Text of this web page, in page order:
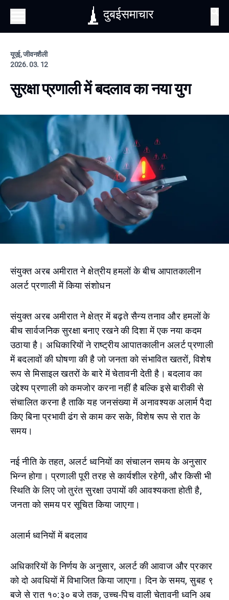
दुबईसमाचार
यूएई, जीवनशैली
2026. 03. 12
सुरक्षा प्रणाली में बदलाव का नया युग
संयुक्त अरब अमीरात ने क्षेत्रीय हमलों के बीच आपातकालीन
अलर्ट प्रणाली में किया संशोधन
संयुक्त अरब अमीरात ने क्षेत्र में बढ़ते सैन्य तनाव और हमलों के
बीच सार्वजनिक सुरक्षा बनाए रखने की दिशा में एक नया कदम
उठाया है। अधिकारियों ने राष्ट्रीय आपातकालीन अलर्ट प्रणाली
में बदलावों की घोषणा की है जो जनता को संभावित खतरों, विशेष
रूप से मिसाइल खतरों के बारे में चेतावनी देती है। बदलाव का
उद्देश्य प्रणाली को कमजोर करना नहीं है बल्कि इसे बारीकी से
संचालित करना है ताकि यह जनसंख्या में अनावश्यक अलार्म पैदा
किए बिना प्रभावी ढंग से काम कर सके, विशेष रूप से रात के
समय।
नई नीति के तहत, अलर्ट ध्वनियों का संचालन समय के अनुसार
भिन्न होगा। प्रणाली पूरी तरह से कार्यशील रहेगी, और किसी भी
स्थिति के लिए जो तुरंत सुरक्षा उपायों की आवश्यकता होती है,
जनता को समय पर सूचित किया जाएगा।
अलार्म ध्वनियों में बदलाव
अधिकारियों के निर्णय के अनुसार, अलर्ट की आवाज और प्रकार
को दो अवधियों में विभाजित किया जाएगा। दिन के समय, सुबह ९
बजे से रात १०:३० बजे तक, उच्च-पिच वाली चेतावनी ध्वनि अब